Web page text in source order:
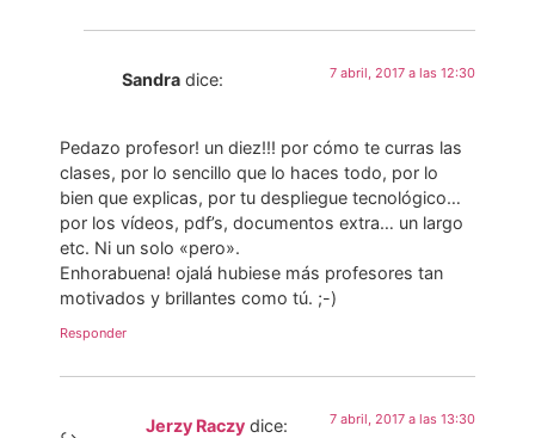
Sandra dice: 7 abril, 2017 a las 12:30
Pedazo profesor! un diez!!! por cómo te curras las
clases, por lo sencillo que lo haces todo, por lo
bien que explicas, por tu despliegue tecnológico…
por los vídeos, pdf’s, documentos extra… un largo
etc. Ni un solo «pero».
Enhorabuena! ojalá hubiese más profesores tan
motivados y brillantes como tú. ;-)
Responder
Jerzy Raczy dice: 7 abril, 2017 a las 13:30